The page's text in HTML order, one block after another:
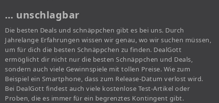
… unschlagbar
Die besten Deals und schnäppchen gibt es bei uns. Durch
Jahrelange Erfahrungen wissen wir genau, wo wir suchen müssen,
um für dich die besten Schnäppchen zu finden. DealGott
ermöglicht dir nicht nur die besten Schnäppchen und Deals,
sondern auch viele Gewinnspiele mit tollen Preise. Wie zum
Beispiel ein Smartphone, dass zum Release-Datum verlost wird.
Bei DealGott findest auch viele kostenlose Test-Artikel oder
Proben, die es immer für ein begrenztes Kontingent gibt.